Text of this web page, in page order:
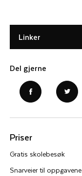
Linker
Del gjerne
Priser
Gratis skolebesøk
Snarveier til oppgavene